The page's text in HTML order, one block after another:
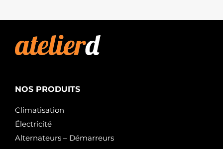
NOS PRODUITS
Climatisation
Électricité
Alternateurs – Démarreurs